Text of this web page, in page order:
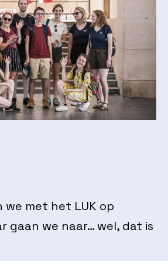
we met het LUK op
gaan we naar… wel, dat is